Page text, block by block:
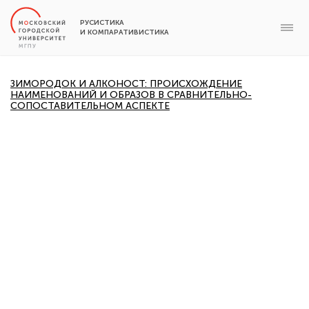
РУСИСТИКА
И КОМПАРАТИВИСТИКА
ЗИМОРОДОК И АЛКОНОСТ: ПРОИСХОЖДЕНИЕ
НАИМЕНОВАНИЙ И ОБРАЗОВ В СРАВНИТЕЛЬНО-
СОПОСТАВИТЕЛЬНОМ АСПЕКТЕ